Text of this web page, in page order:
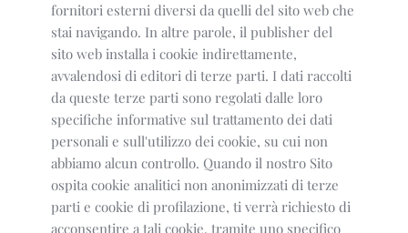
fornitori esterni diversi da quelli del sito web che
stai navigando. In altre parole, il publisher del
sito web installa i cookie indirettamente,
avvalendosi di editori di terze parti. I dati raccolti
da queste terze parti sono regolati dalle loro
specifiche informative sul trattamento dei dati
personali e sull'utilizzo dei cookie, su cui non
abbiamo alcun controllo. Quando il nostro Sito
ospita cookie analitici non anonimizzati di terze
parti e cookie di profilazione, ti verrà richiesto di
acconsentire a tali cookie, tramite uno specifico